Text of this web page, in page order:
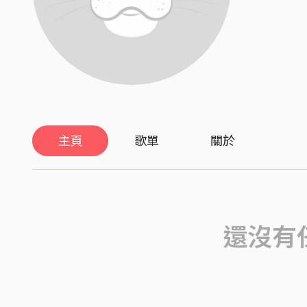
主頁 歌單 關於
還沒有